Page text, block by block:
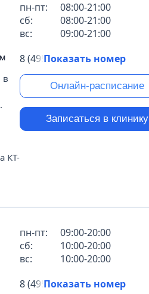
в
КТ-
пн-пт:
08:00-21:00
сб:
08:00-21:00
вс:
09:00-21:00
8 (495) 431-69-47
Показать номер
Онлайн-расписание
Записаться в клинику
пн-пт:
09:00-20:00
сб:
10:00-20:00
вс:
10:00-20:00
8 (495) 431-69-47
Показать номер